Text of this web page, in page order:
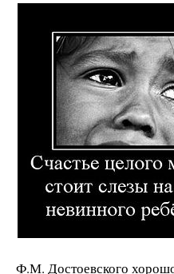
Ф.М. Достоевского